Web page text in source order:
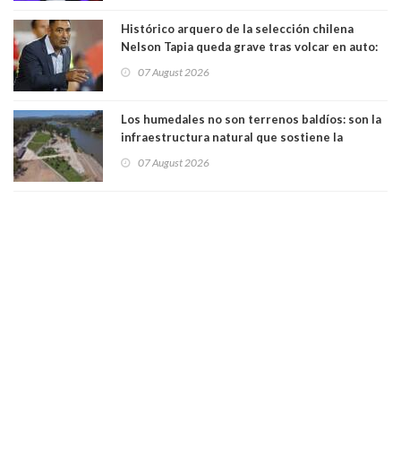
Histórico arquero de la selección chilena
Nelson Tapia queda grave tras volcar en auto:
07 August 2026
Los humedales no son terrenos baldíos: son la
infraestructura natural que sostiene la
07 August 2026